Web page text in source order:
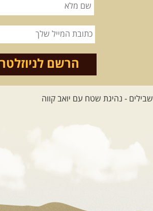
הרשם לניוזלטר